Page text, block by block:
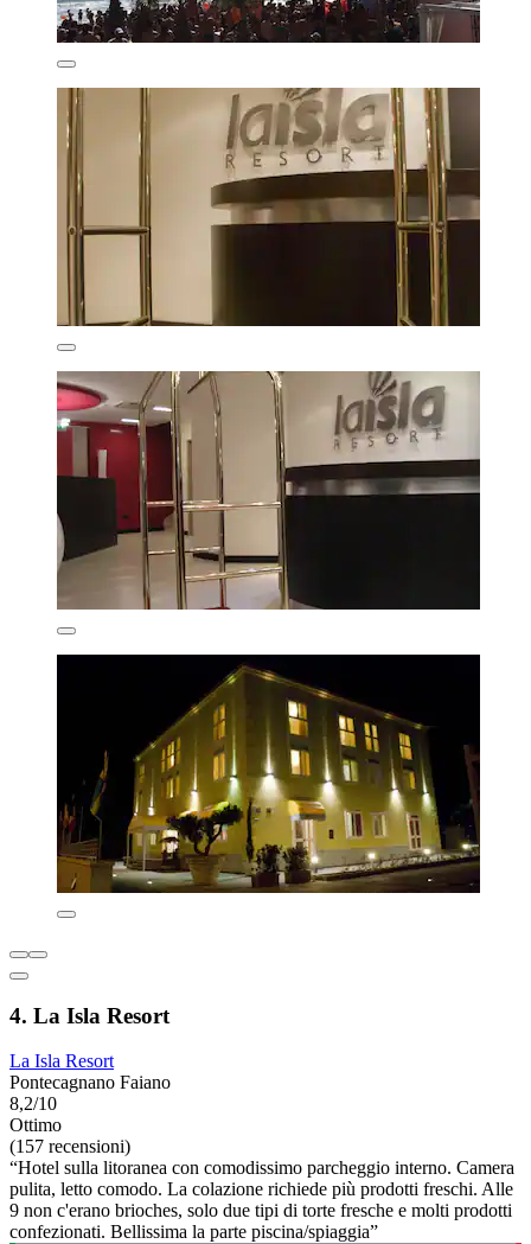
4. La Isla Resort
La Isla Resort
Pontecagnano Faiano
8,2/10
Ottimo
(157 recensioni)
“Hotel sulla litoranea con comodissimo parcheggio interno. Camera
pulita, letto comodo. La colazione richiede più prodotti freschi. Alle
9 non c'erano brioches, solo due tipi di torte fresche e molti prodotti
confezionati. Bellissima la parte piscina/spiaggia”